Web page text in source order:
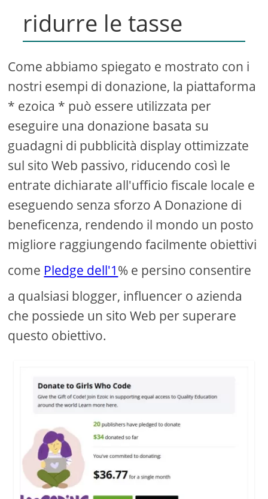
ridurre le tasse
Come abbiamo spiegato e mostrato con i
nostri esempi di donazione, la piattaforma
* ezoica * può essere utilizzata per
eseguire una donazione basata su
guadagni di pubblicità display ottimizzate
sul sito Web passivo, riducendo così le
entrate dichiarate all'ufficio fiscale locale e
eseguendo senza sforzo A Donazione di
beneficenza, rendendo il mondo un posto
migliore raggiungendo facilmente obiettivi
come Pledge dell'1% e persino consentire
a qualsiasi blogger, influencer o azienda
che possiede un sito Web per superare
questo obiettivo.